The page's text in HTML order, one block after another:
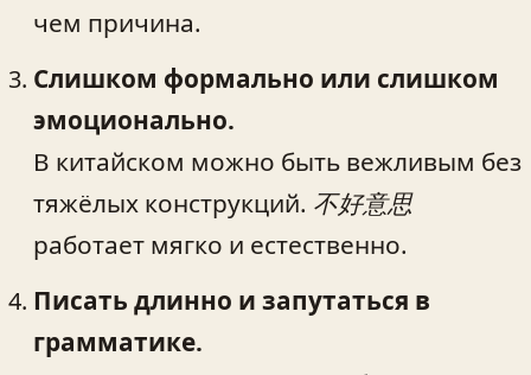
чем причина.
Слишком формально или слишком
эмоционально.
В китайском можно быть вежливым без
тяжёлых конструкций. 不好意思
работает мягко и естественно.
Писать длинно и запутаться в
грамматике.